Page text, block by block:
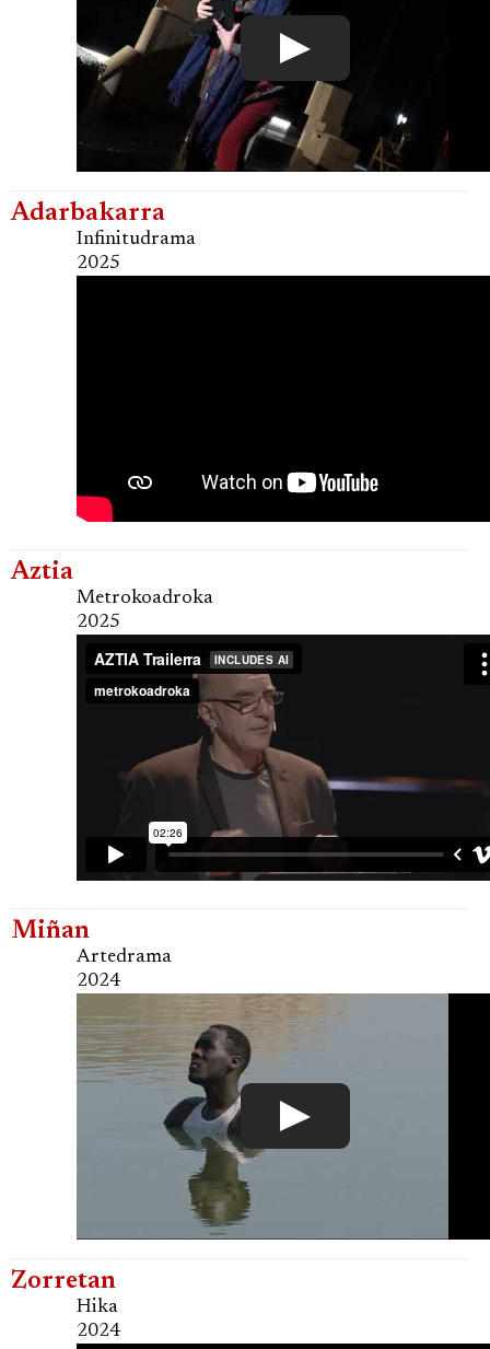
Adarbakarra
Infinitudrama
2025
Aztia
Metrokoadroka
2025
Miñan
Artedrama
2024
Zorretan
Hika
2024